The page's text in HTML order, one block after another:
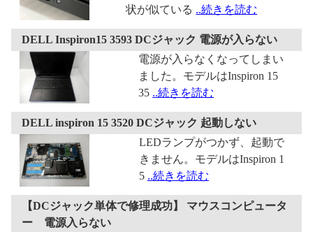
状が似ている ..続きを読む
DELL Inspiron15 3593 DCジャック 電源が入らない
電源が入らなくなってしまい
ました。モデルはInspiron 15
35 ..続きを読む
DELL inspiron 15 3520 DCジャック 起動しない
LEDランプがつかず、起動で
きません。モデルはInspiron 1
5 ..続きを読む
【DCジャック単体で修理成功】 マウスコンピュータ
ー 電源入らない